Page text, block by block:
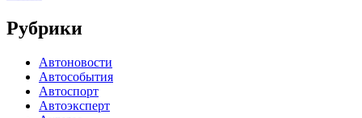
Рубрики
Автоновости
Автособытия
Автоспорт
Автоэксперт